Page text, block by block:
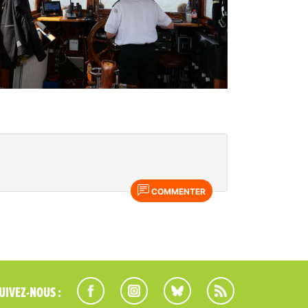
COMMENTER
NOUS :